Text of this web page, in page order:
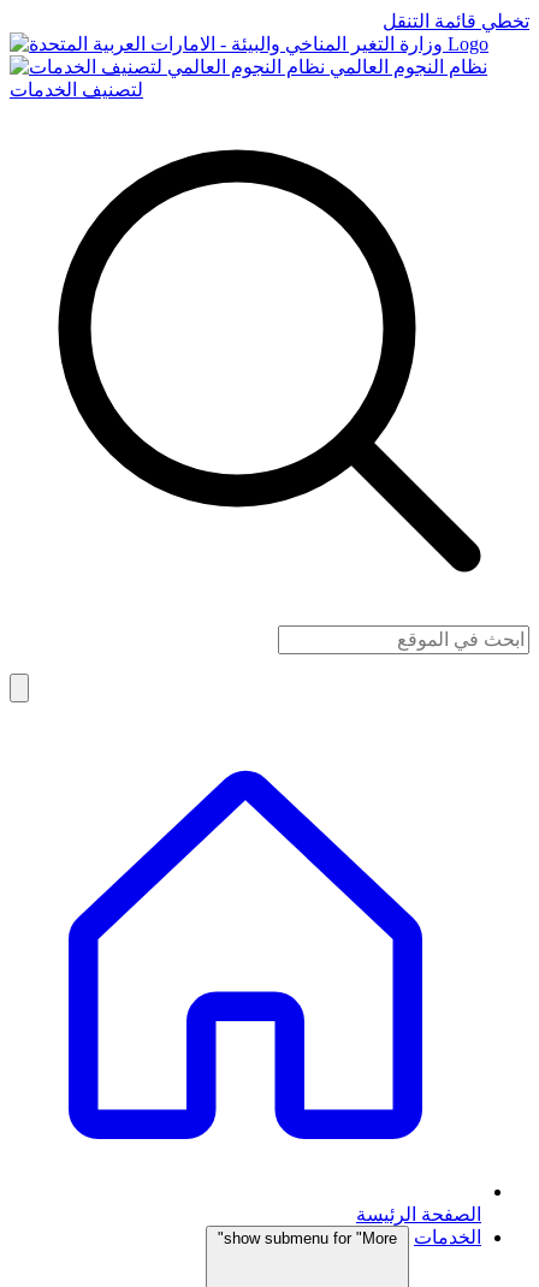
تخطي قائمة التنقل
Logo
نظام النجوم العالمي
لتصنيف الخدمات
الصفحة الرئيسة
الخدمات
show submenu for "More"